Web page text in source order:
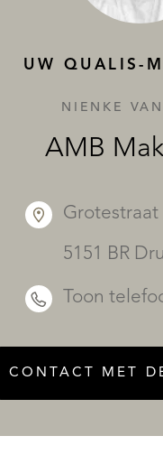
UW QUALIS-
NIENKE
AMB
Grotestraat
5151 BR
Toon
CONTACT MET